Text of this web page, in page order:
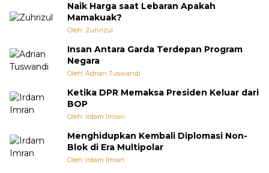
Naik Harga saat Lebaran Apakah
Mamakuak?
Oleh: Zuhrizul
Insan Antara Garda Terdepan Program
Negara
Oleh: Adrian Tuswandi
Ketika DPR Memaksa Presiden Keluar dari
BOP
Oleh: Irdam Imran
Menghidupkan Kembali Diplomasi Non-
Blok di Era Multipolar
Oleh: Irdam Imran